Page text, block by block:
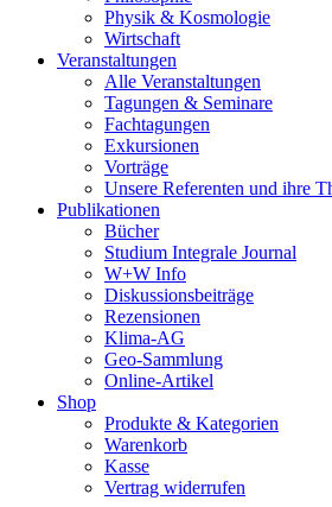
Physik & Kosmologie
Wirtschaft
Veranstaltungen
Alle Veranstaltungen
Tagungen & Seminare
Fachtagungen
Exkursionen
Vorträge
Unsere Referenten und ihre
Publikationen
Bücher
Studium Integrale Journal
W+W Info
Diskussionsbeiträge
Rezensionen
Klima-AG
Geo-Sammlung
Online-Artikel
Shop
Produkte & Kategorien
Warenkorb
Kasse
Vertrag widerrufen